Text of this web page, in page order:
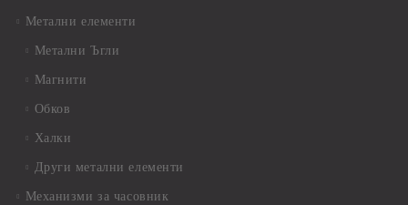
Метални елементи
Метални Ъгли
Магнити
Обков
Халки
Други метални елементи
Механизми за часовник